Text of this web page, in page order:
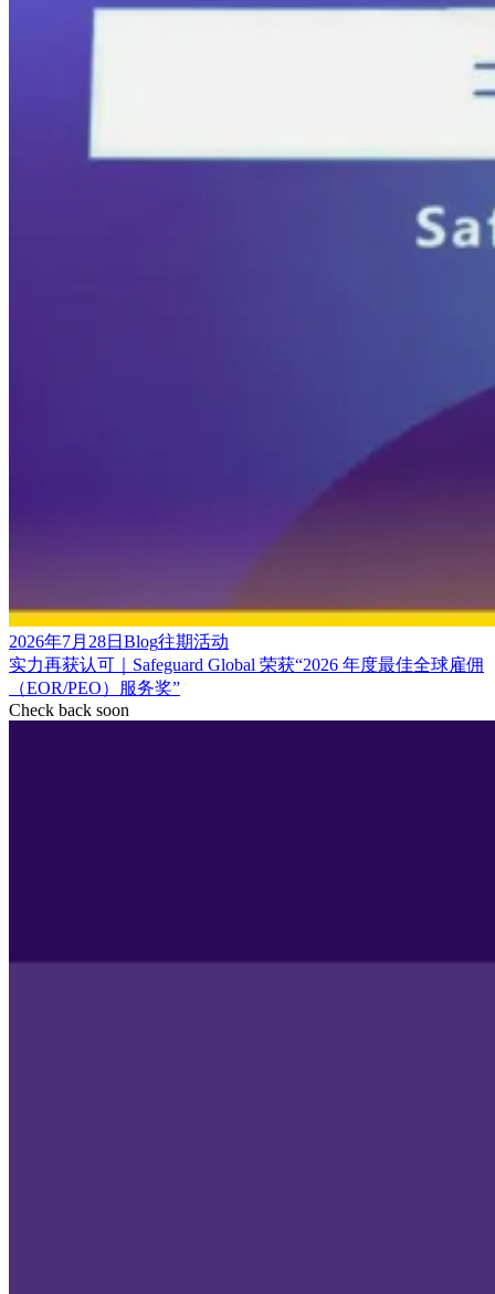
2026年7月28日 Blog往期活动
实力再获认可｜Safeguard Global 荣获“2026 年度最佳全球雇佣
（EOR/PEO）服务奖”
Check back soon